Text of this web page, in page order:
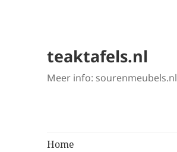
teaktafels.nl
Meer info: sourenmeubels.nl
Home